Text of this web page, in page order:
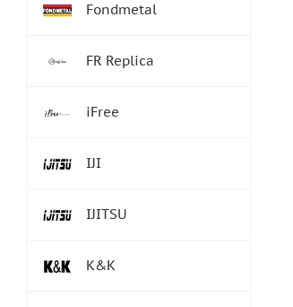
Fondmetal
FR Replica
iFree
IJI
IJITSU
K&K